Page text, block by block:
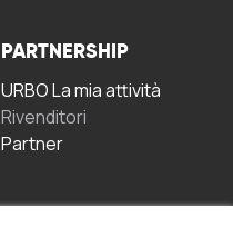
PARTNERSHIP
URBO La mia attività
Rivenditori
Partner